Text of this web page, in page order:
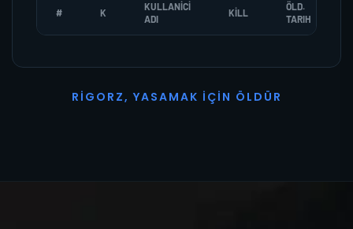
# K
KULLANICI
ADI
KILL
ÖLD.
TARIH
R I G O R Z, YASAMAK İ ÇI N Ö L D Ü R